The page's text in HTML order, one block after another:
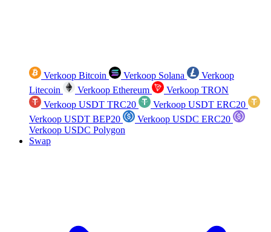
Verkoop Bitcoin Verkoop Solana
Verkoop
Litecoin
Verkoop Ethereum
Verkoop TRON
Verkoop USDT TRC20
Verkoop USDT ERC20
Verkoop USDT BEP20
Verkoop USDC ERC20
Verkoop USDC Polygon
Swap